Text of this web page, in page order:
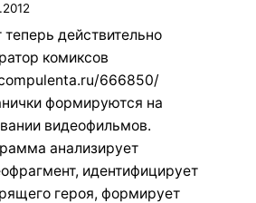
теперь действительно
комиксов
666850/
формируются на
видеофильмов.
анализирует
идентифицирует
героя, формирует